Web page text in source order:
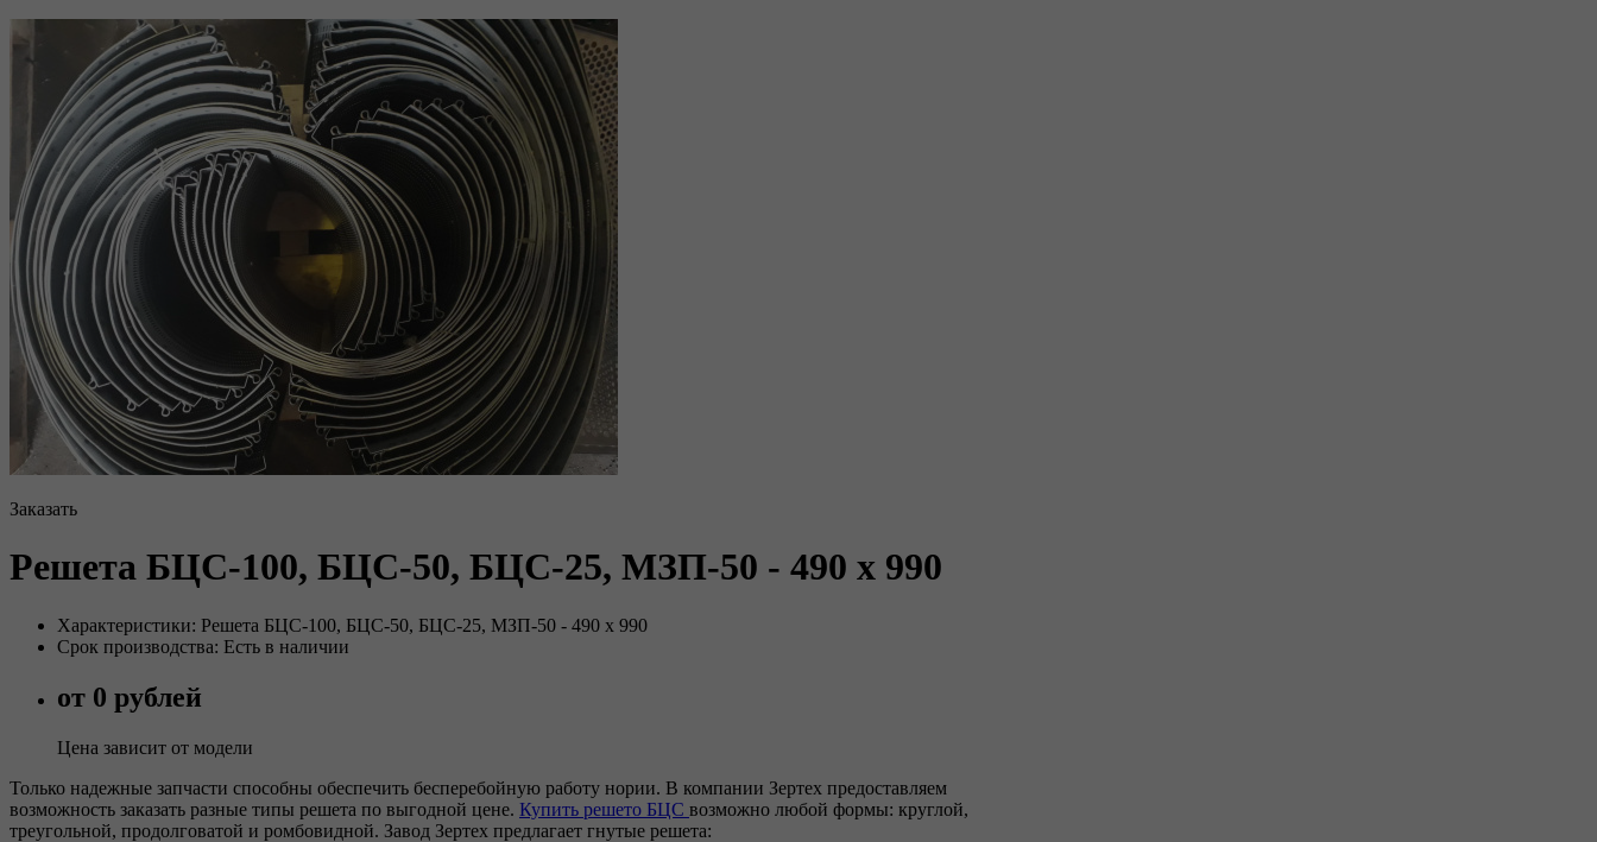
Заказать
Решета БЦС-100, БЦС-50, БЦС-25, МЗП-50 - 490 х 990
Характеристики: Решета БЦС-100, БЦС-50, БЦС-25, МЗП-50 - 490 х 990
Срок производства: Есть в наличии
от 0 рублей
Цена зависит от модели
Только надежные запчасти способны обеспечить бесперебойную работу нории. В компании Зертех предоставляем
возможность заказать разные типы решета по выгодной цене. Купить решето БЦС возможно любой формы: круглой,
треугольной, продолговатой и ромбовидной. Завод Зертех предлагает гнутые решета: